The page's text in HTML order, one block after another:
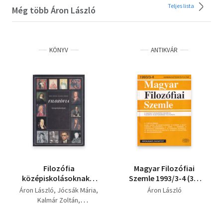
Még több Áron László Teljes lista
KÖNYV
Filozófia
középiskolásoknak +
Bevezetés a
filozófiába (2 db)
Áron László Jócsák Mária
Kalmár Zoltán
ANTIKVÁR
Magyar Filozófiai
Szemle 1993/3-4 (37.
évf.)
Áron László